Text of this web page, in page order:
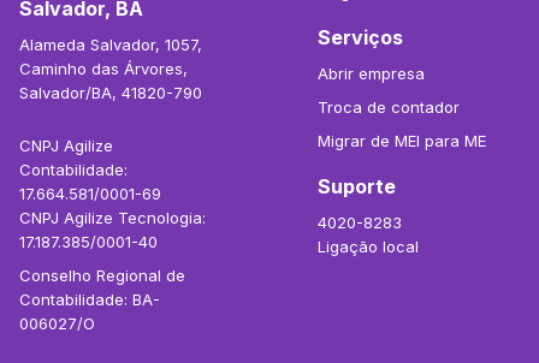
Salvador, BA
Alameda Salvador, 1057,
Caminho das Árvores,
Salvador/BA, 41820-790
CNPJ Agilize
Contabilidade:
17.664.581/0001-69
CNPJ Agilize Tecnologia:
17.187.385/0001-40
Conselho Regional de
Contabilidade: BA-
006027/O
Serviços
Abrir empresa
Troca de contador
Migrar de MEI para ME
Suporte
4020-8283
Ligação local